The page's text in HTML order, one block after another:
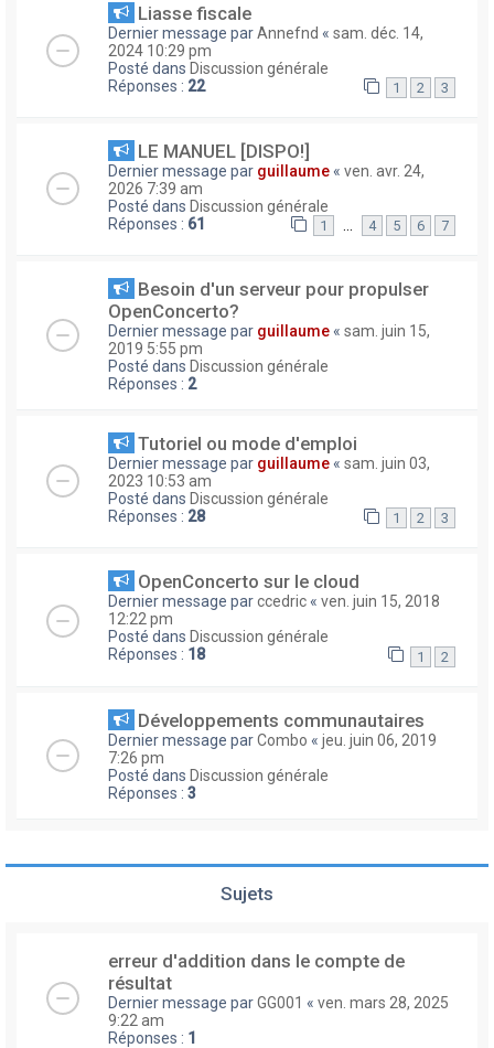
Liasse fiscale
Dernier message parAnnefnd « sam. déc. 14,
2024 10:29 pm
Posté dans Discussion générale
Réponses : 22 1 2 3
LE MANUEL [DISPO!]
Dernier message par guillaume « ven. avr. 24,
2026 7:39 am
Posté dans Discussion générale
Réponses : 61 1 … 4 5 6 7
Besoin d'un serveur pour propulser
OpenConcerto?
Dernier message par guillaume « sam. juin 15,
2019 5:55 pm
Posté dans Discussion générale
Réponses : 2
Tutoriel ou mode d'emploi
Dernier message par guillaume « sam. juin 03,
2023 10:53 am
Posté dans Discussion générale
Réponses : 28 1 2 3
OpenConcerto sur le cloud
Dernier message parccedric « ven. juin 15, 2018
12:22 pm
Posté dans Discussion générale
Réponses : 18 1 2
Développements communautaires
Dernier message parCombo « jeu. juin 06, 2019
7:26 pm
Posté dans Discussion générale
Réponses : 3
Sujets
erreur d'addition dans le compte de
résultat
Dernier message parGG001 « ven. mars 28, 2025
9:22 am
Réponses : 1